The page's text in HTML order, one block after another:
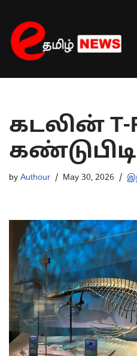
Skip
to
content
கடலின் T-
by Authour May 30, 2026